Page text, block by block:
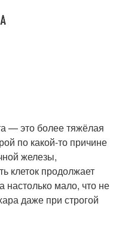
— это более тяжёлая
по какой-то причине
железы,
клеток продолжает
настолько мало, что не
даже при строгой